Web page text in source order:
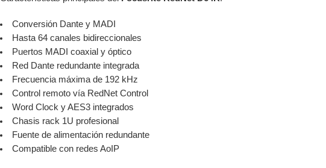
Conversión Dante y MADI
Hasta 64 canales bidireccionales
Puertos MADI coaxial y óptico
Red Dante redundante integrada
Frecuencia máxima de 192 kHz
Control remoto vía RedNet Control
Word Clock y AES3 integrados
Chasis rack 1U profesional
Fuente de alimentación redundante
Compatible con redes AoIP